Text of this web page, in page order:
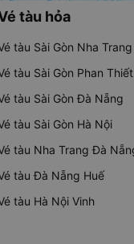
tàu hỏa
tàu Sài Gòn Nha Trang
tàu Sài Gòn Phan Thiết
tàu Sài Gòn Đà Nẵng
tàu Sài Gòn Hà Nội
tàu Nha Trang Đà
tàu Đà Nẵng Huế
tàu Hà Nội Vinh